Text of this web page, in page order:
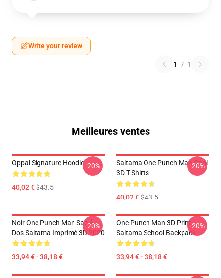
Write your review
1 / 1
Meilleures ventes
Oppai Signature Hoodie
40,02 €$43.5
-20%
Saitama One Punch Man Cool
3D T-Shirts
40,02 €$43.5
-20%
Noir One Punch Man Sac À
Dos Saitama Imprimé 3D 2020
33,94 € - 38,18 €
-20%
One Punch Man 3D Print
Saitama School Backpack
33,94 € - 38,18 €
-20%